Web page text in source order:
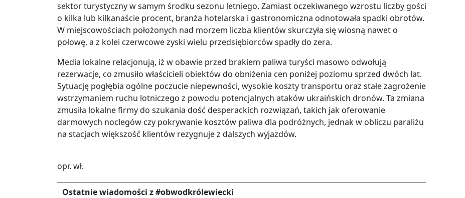
sektor turystyczny w samym środku sezonu letniego. Zamiast oczekiwanego wzrostu liczby gości
o kilka lub kilkanaście procent, branża hotelarska i gastronomiczna odnotowała spadki obrotów.
W miejscowościach położonych nad morzem liczba klientów skurczyła się wiosną nawet o
połowę, a z kolei czerwcowe zyski wielu przedsiębiorców spadły do zera.
Media lokalne relacjonują, iż w obawie przed brakiem paliwa turyści masowo odwołują
rezerwacje, co zmusiło właścicieli obiektów do obniżenia cen poniżej poziomu sprzed dwóch lat.
Sytuację pogłębia ogólne poczucie niepewności, wysokie koszty transportu oraz stałe zagrożenie
wstrzymaniem ruchu lotniczego z powodu potencjalnych ataków ukraińskich dronów. Ta zmiana
zmusiła lokalne firmy do szukania dość desperackich rozwiązań, takich jak oferowanie
darmowych noclegów czy pokrywanie kosztów paliwa dla podróżnych, jednak w obliczu paraliżu
na stacjach większość klientów rezygnuje z dalszych wyjazdów.
opr. wł.
Ostatnie wiadomości z #obwodkrólewiecki